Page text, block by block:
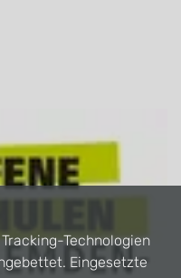
Technologien
Eingesetzte